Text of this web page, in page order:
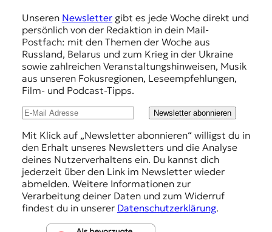
Unseren Newslettergibt es jede Woche direkt und
persönlich von der Redaktion in dein Mail-
Postfach: mit den Themen der Woche aus
Russland, Belarus und zum Krieg in der Ukraine
sowie zahlreichen Veranstaltungshinweisen, Musik
aus unseren Fokusregionen, Leseempfehlungen,
Film- und Podcast-Tipps.
Newsletter abonnieren
Mit Klick auf „Newsletter abonnieren“ willigst du in
den Erhalt unseres Newsletters und die Analyse
deines Nutzerverhaltens ein. Du kannst dich
jederzeit über den Link im Newsletter wieder
abmelden. Weitere Informationen zur
Verarbeitung deiner Daten und zum Widerruf
findest du in unserer Datenschutzerklärung.